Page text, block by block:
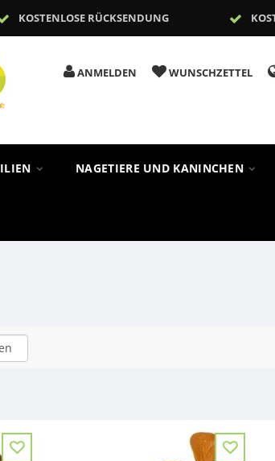
KOSTENLOSE RÜCKSENDUNG
ANMELDEN WUNSCHZETTEL
NAGETIERE UND KANINCHEN